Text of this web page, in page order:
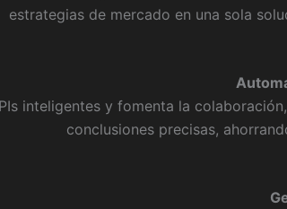
estrategias de mercado en una sola
inteligentes y fomenta la
conclusiones precisas,